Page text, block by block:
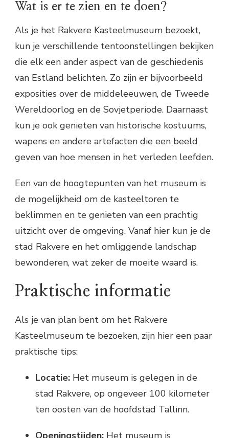
Wat is er te zien en te doen?
Als je het Rakvere Kasteelmuseum bezoekt,
kun je verschillende tentoonstellingen bekijken
die elk een ander aspect van de geschiedenis
van Estland belichten. Zo zijn er bijvoorbeeld
exposities over de middeleeuwen, de Tweede
Wereldoorlog en de Sovjetperiode. Daarnaast
kun je ook genieten van historische kostuums,
wapens en andere artefacten die een beeld
geven van hoe mensen in het verleden leefden.
Een van de hoogtepunten van het museum is
de mogelijkheid om de kasteeltoren te
beklimmen en te genieten van een prachtig
uitzicht over de omgeving. Vanaf hier kun je de
stad Rakvere en het omliggende landschap
bewonderen, wat zeker de moeite waard is.
Praktische informatie
Als je van plan bent om het Rakvere
Kasteelmuseum te bezoeken, zijn hier een paar
praktische tips:
Locatie: Het museum is gelegen in de
stad Rakvere, op ongeveer 100 kilometer
ten oosten van de hoofdstad Tallinn.